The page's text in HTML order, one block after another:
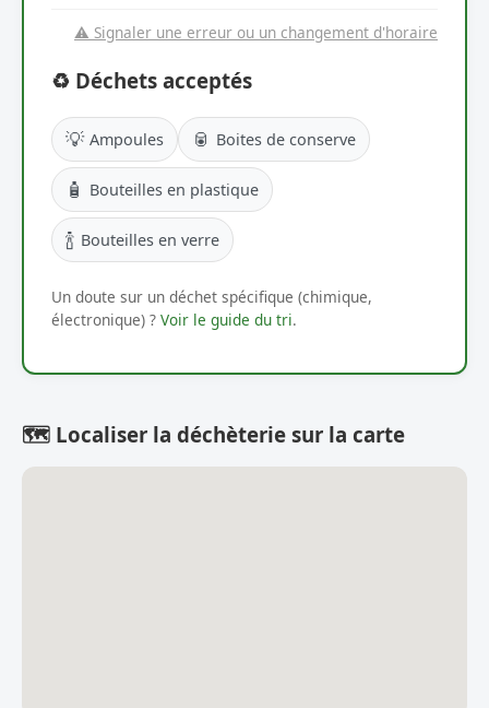
⚠️ Signaler une erreur ou un changement d'horaire
♻️ Déchets acceptés
💡 Ampoules 🥫 Boites de conserve
🧴 Bouteilles en plastique
🍾 Bouteilles en verre
Un doute sur un déchet spécifique (chimique,
électronique) ? Voir le guide du tri.
🗺️ Localiser la déchèterie sur la carte